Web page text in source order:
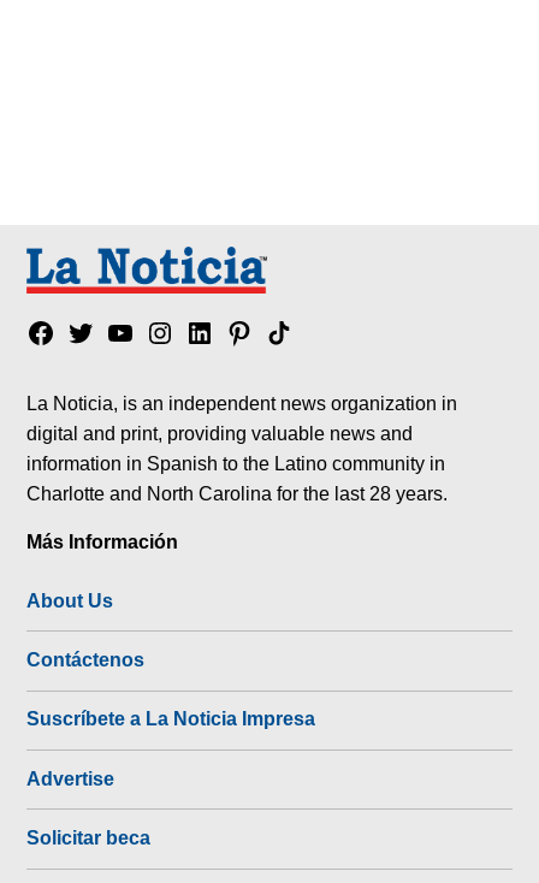
Facebook
TwitterYouTubeInstagram
LinkedinPinterest
Tik
La Noticia, is an independent news organization in
digital and print, providing valuable news and
information in Spanish to the Latino community in
Charlotte and North Carolina for the last 28 years.
Más Información
About Us
Contáctenos
Suscríbete a La Noticia Impresa
Advertise
Solicitar beca